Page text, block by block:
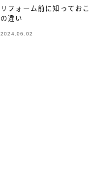
リフォーム前に知ってお
の違い
2024.06.02